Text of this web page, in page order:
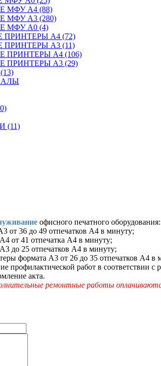
МФУ А4 (88)
МФУ А3 (280)
МФУ А0 (4)
А4 (72)
А3 (11)
А4 (106)
А3 (29)
(11)
офисного печатного оборудования:
36 до 49 отпечатков A4 в минуту;
от 41 отпечатка A4 в минуту;
до 25 отпечатков A4 в минуту;
формата А3 от 26 до 35 отпечатков A4 в
профилактической работ в соответствии
акта.
ремонтные работы